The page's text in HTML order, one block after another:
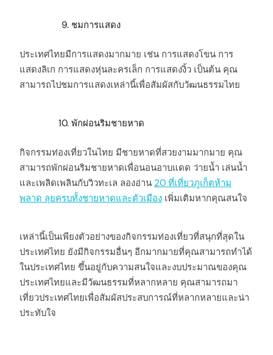
ชมการแสดง
ประเทศไทยมีการแสดงมากมาย เช่น การแสดงโขน การ
แสดงลิเก การแสดงหุ่นละครเล็ก การแสดงงิ้ว เป็นต้น คุณ
สามารถไปชมการแสดงเหล่านี้เพื่อสัมผัสกับวัฒนธรรมไทย
พักผ่อนริมชายหาด
กิจกรรมท่องเที่ยวในไทย มีชายหาดที่สวยงามมากมาย คุณ
สามารถพักผ่อนริมชายหาดเพื่อนอนอาบแดด ว่ายน้ำ เล่นน้ำ
และเพลิดเพลินกับวิวทะเล ลองอ่าน 20 ที่เที่ยวภูเก็ตห้าม
พลาด ลุยครบทั้งชายหาดและตัวเมือง เพิ่มเติมหากคุณสนใจ
เหล่านี้เป็นเพียงตัวอย่างของกิจกรรมท่องเที่ยวที่สนุกที่สุดใน
ประเทศไทย ยังมีกิจกรรมอื่นๆ อีกมากมายที่คุณสามารถทำได้
ในประเทศไทย ขึ้นอยู่กับความสนใจและงบประมาณของคุณ
ประเทศไทยและมีวัฒนธรรมที่หลากหลาย คุณสามารถมา
เที่ยวประเทศไทยเพื่อสัมผัสประสบการณ์ที่หลากหลายและน่า
ประทับใจ